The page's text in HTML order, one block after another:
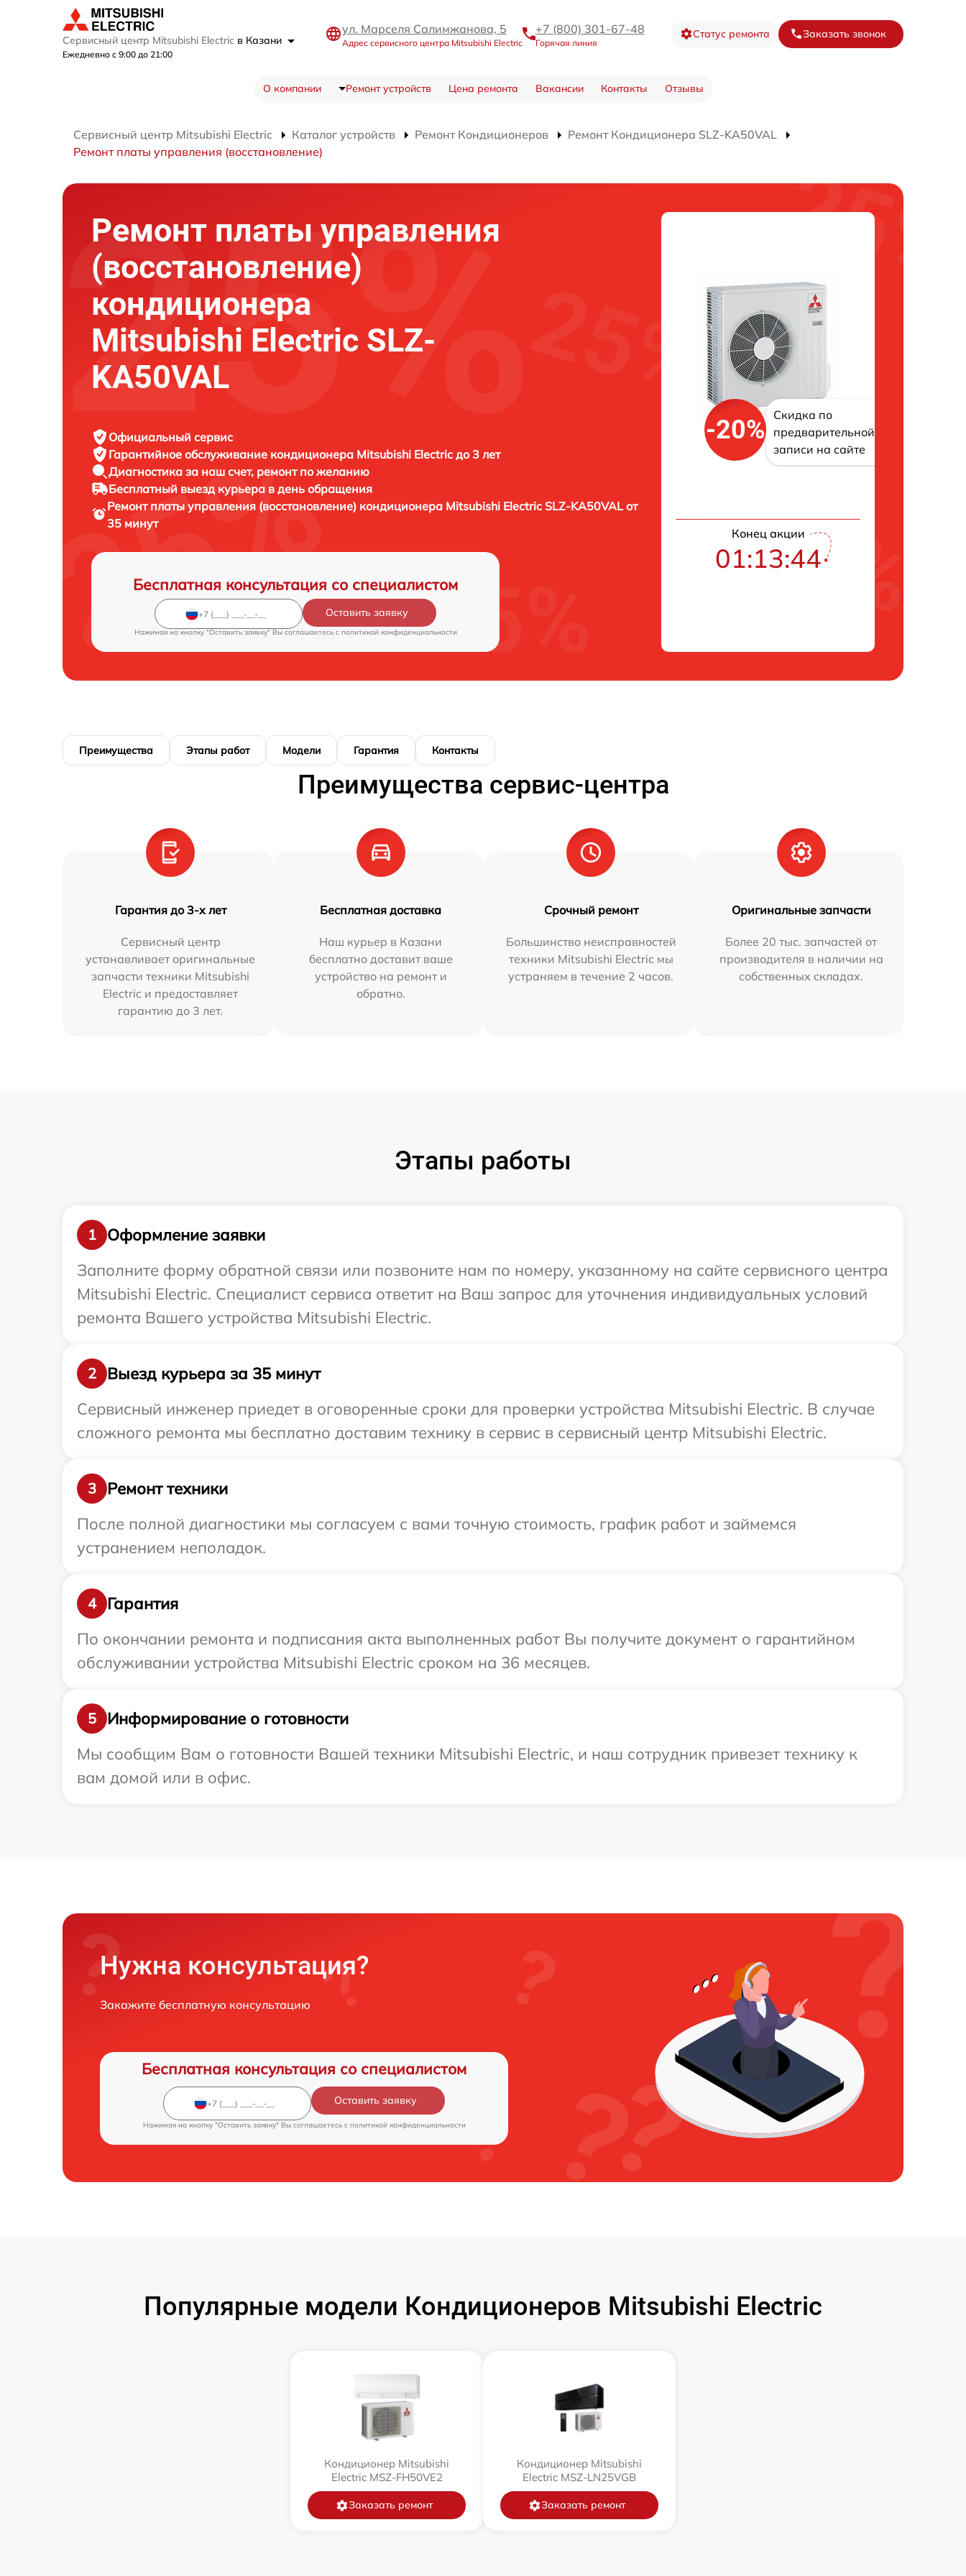
Сервисный центр Mitsubishi Electric в Казани
Ежедневно с 9:00 до 21:00
ул. Марселя Салимжанова, 5
Адрес сервисного центра Mitsubishi Electric
+7 (800) 301-67-48
Горячая линия
Статус ремонта Заказать звонок
О компании Ремонт устройств Цена ремонта Вакансии Контакты Отзывы
Сервисный центр Mitsubishi Electric Каталог устройств Ремонт Кондиционеров
Ремонт Кондиционера SLZ-KA50VAL
Ремонт платы управления (восстановление)
Ремонт платы управления
(восстановление)
кондиционера
Mitsubishi Electric SLZ-
KA50VAL
Официальный сервис
Гарантийное обслуживание кондиционера Mitsubishi Electric до 3 лет
Диагностика за наш счет, ремонт по желанию
Бесплатный выезд курьера в день обращения
Ремонт платы управления (восстановление) кондиционера Mitsubishi Electric SLZ-KA50VAL от
35 минут
Бесплатная консультация со специалистом
Оставить заявку
Нажимая на кнопку "Оставить заявку" Вы соглашаетесь c политикой конфиденциальности
-20%
Скидка по
предварительной
записи на сайте
Конец акции
01:13:43
Преимущества Этапы работ Модели Гарантия Контакты
Преимущества сервис-центра
Гарантия до 3-х лет
Сервисный центр
устанавливает оригинальные
запчасти техники Mitsubishi
Electric и предоставляет
гарантию до 3 лет.
Бесплатная доставка
Наш курьер в Казани
бесплатно доставит ваше
устройство на ремонт и
обратно.
Срочный ремонт
Большинство неисправностей
техники Mitsubishi Electric мы
устраняем в течение 2 часов.
Оригинальные запчасти
Более 20 тыс. запчастей от
производителя в наличии на
собственных складах.
Этапы работы
1
Оформление заявки
Заполните форму обратной связи или позвоните нам по номеру, указанному на сайте сервисного центра
Mitsubishi Electric. Специалист сервиса ответит на Ваш запрос для уточнения индивидуальных условий
ремонта Вашего устройства Mitsubishi Electric.
2
Выезд курьера за 35 минут
Сервисный инженер приедет в оговоренные сроки для проверки устройства Mitsubishi Electric. В случае
сложного ремонта мы бесплатно доставим технику в сервис в сервисный центр Mitsubishi Electric.
3
Ремонт техники
После полной диагностики мы согласуем с вами точную стоимость, график работ и займемся
устранением неполадок.
4
Гарантия
По окончании ремонта и подписания акта выполненных работ Вы получите документ о гарантийном
обслуживании устройства Mitsubishi Electric сроком на 36 месяцев.
5
Информирование о готовности
Мы сообщим Вам о готовности Вашей техники Mitsubishi Electric, и наш сотрудник привезет технику к
вам домой или в офис.
Нужна консультация?
Закажите бесплатную консультацию
Бесплатная консультация со специалистом
Оставить заявку
Нажимая на кнопку "Оставить заявку" Вы соглашаетесь c политикой конфиденциальности
Популярные модели Кондиционеров Mitsubishi Electric
Кондиционер Mitsubishi
Electric MSZ-FH50VE2
Заказать ремонт
Кондиционер Mitsubishi
Electric MSZ-LN25VGB
Заказать ремонт